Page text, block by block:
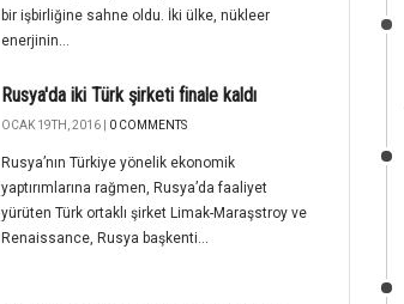
bir işbirliğine sahne oldu. İki ülke, nükleer
enerjinin...
Rusya'da iki Türk şirketi finale kaldı
OCAK 19TH, 2016 | 0 COMMENTS
Rusya’nın Türkiye yönelik ekonomik
yaptırımlarına rağmen, Rusya’da faaliyet
yürüten Türk ortaklı şirket Limak-Maraşstroy ve
Renaissance, Rusya başkenti...